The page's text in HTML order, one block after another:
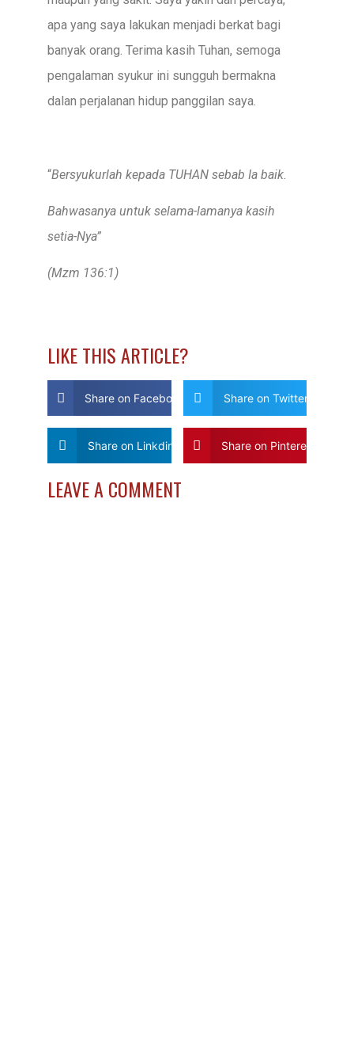
apa yang saya lakukan menjadi berkat bagi
banyak orang. Terima kasih Tuhan, semoga
pengalaman syukur ini sungguh bermakna
dalan perjalanan hidup panggilan saya.
“Bersyukurlah kepada TUHAN sebab Ia baik.
Bahwasanya untuk selama-lamanya kasih
setia-Nya”
(Mzm 136:1)
LIKE THIS ARTICLE?
Share on Facebook Share on Twitter
Share on Linkdin Share on Pinterest
LEAVE A COMMENT